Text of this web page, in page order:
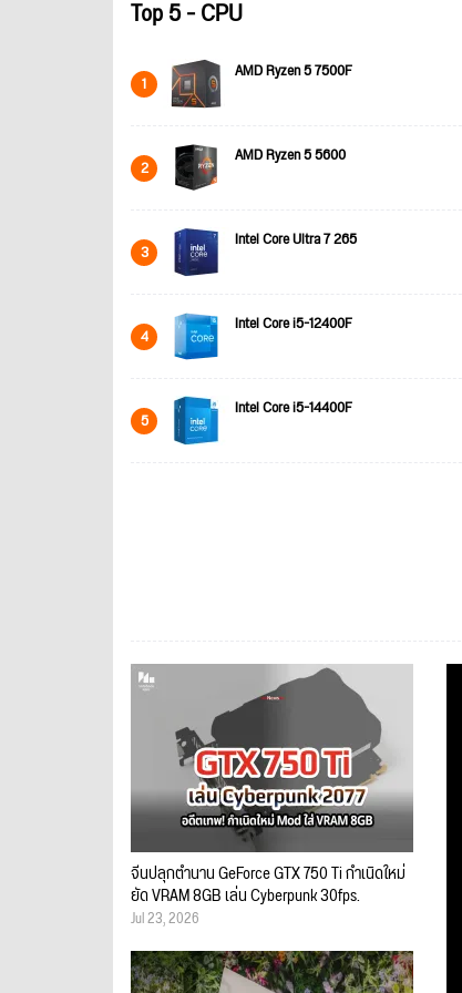
Top 5 - CPU
1 AMD Ryzen 5 7500F
2 AMD Ryzen 5 5600
3 Intel Core Ultra 7 265
4 Intel Core i5-12400F
5 Intel Core i5-14400F
จีนปลุกตำนาน GeForce GTX 750 Ti กำเนิดใหม่
ยัด VRAM 8GB เล่น Cyberpunk 30fps.
Jul 23, 2026